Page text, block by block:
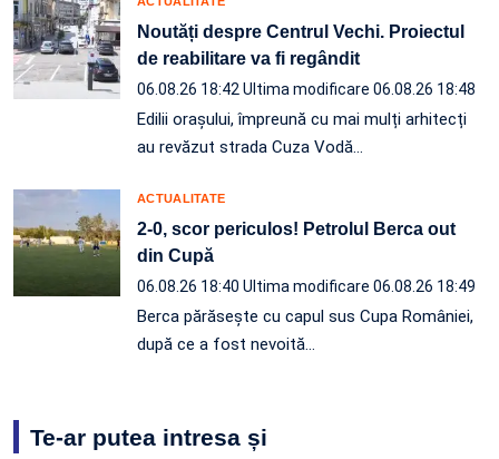
Noutăți despre Centrul Vechi. Proiectul
de reabilitare va fi regândit
06.08.26 18:42 Ultima modificare 06.08.26 18:48
Edilii orașului, împreună cu mai mulți arhitecți
au revăzut strada Cuza Vodă…
ACTUALITATE
2-0, scor periculos! Petrolul Berca out
din Cupă
06.08.26 18:40 Ultima modificare 06.08.26 18:49
Berca părăsește cu capul sus Cupa României,
după ce a fost nevoită…
Te-ar putea intresa și